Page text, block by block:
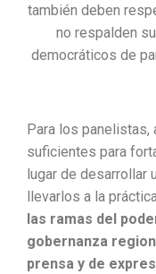
también deben
no respalden
democráticos de
Para los
suficientes para
lugar de desarrollar
llevarlos a la
las ramas del
gobernanza
prensa y de